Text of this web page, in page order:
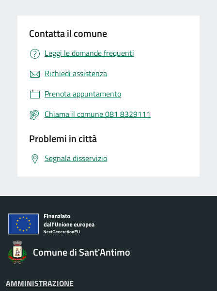
Contatta il comune
Leggi le domande frequenti
Richiedi assistenza
Prenota appuntamento
Chiama il comune 081 8329111
Problemi in città
Segnala disservizio
Comune di Sant'Antimo
AMMINISTRAZIONE